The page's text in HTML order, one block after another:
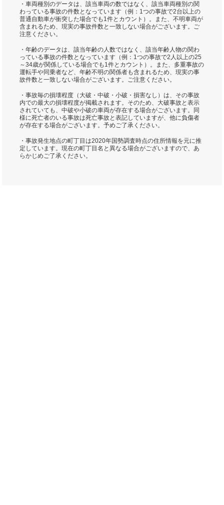
・車両種別のデータは、該当車両の数ではなく、該当車両種別の関
わっている事故の件数となっています（例：1つの事故で2台以上の
普通自動車が衝突した場合でも1件とカウント）。また、不明車両が
含まれるため、現実の事故件数と一致しない場合がございます。ご
注意ください。
・年齢のデータは、該当年齢の人数ではなく、該当年齢人物の関わ
っている事故の件数となっています（例：1つの事故で2人以上の25
～34歳が関係している場合でも1件とカウント）。また、多重事故の
運転手や同乗者など、年齢不明の関係者も含まれるため、現実の事
故件数と一致しない場合がございます。ご注意ください。
・事故毎の損壊程度（大破・中破・小破・損害なし）は、その事故
内での最大の損壊程度が掲載されます。そのため、大破事故と表示
されていても、中破や小破の車両が存在する場合がございます。同
様に死亡者のいる事故は死亡事故と表記していますが、他に負傷者
が存在する場合がございます。予めご了承ください。
・事故発生地点の町丁目は2020年国勢調査時点の住所情報を元に推
定しています。現在の町丁目名と異なる場合がございますので、あ
らかじめご了承ください。